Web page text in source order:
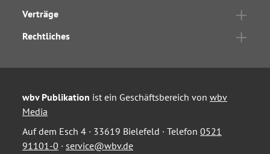
Verträge
Rechtliches
wbv Publikation ist ein Geschäftsbereich von wbv
Media
Auf dem Esch 4 · 33619 Bielefeld · Telefon 0521
91101-0 · service@wbv.de